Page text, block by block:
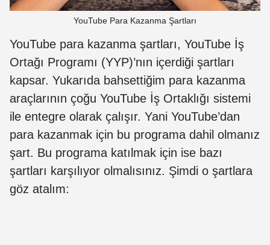
YouTube Para Kazanma Şartları
YouTube para kazanma şartları, YouTube İş
Ortağı Programı (YYP)’nın içerdiği şartları
kapsar. Yukarıda bahsettiğim para kazanma
araçlarının çoğu YouTube İş Ortaklığı sistemi
ile entegre olarak çalışır. Yani YouTube’dan
para kazanmak için bu programa dahil olmanız
şart. Bu programa katılmak için ise bazı
şartları karşılıyor olmalısınız. Şimdi o şartlara
göz atalım: